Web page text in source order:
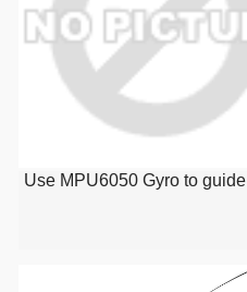
Use MPU6050 Gyro to guide